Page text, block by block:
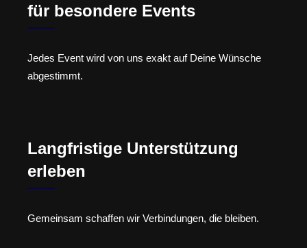
für besondere Events
Jedes Event wird von uns exakt auf Deine Wünsche
abgestimmt.
Langfristige Unterstützung
erleben
Gemeinsam schaffen wir Verbindungen, die bleiben.